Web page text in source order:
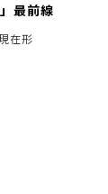
最前線
在形